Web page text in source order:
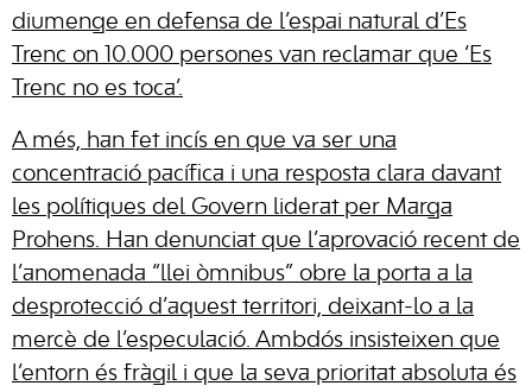
diumenge en defensa de l’espai natural d’Es
Trenc on 10.000 persones van reclamar que ‘Es
Trenc no es toca’.
A més, han fet incís en que va ser una
concentració pacífica i una resposta clara davant
les polítiques del Govern liderat per Marga
Prohens. Han denunciat que l’aprovació recent de
l’anomenada “llei òmnibus” obre la porta a la
desprotecció d’aquest territori, deixant-lo a la
mercè de l’especulació. Ambdós insisteixen que
l’entorn és fràgil i que la seva prioritat absoluta és